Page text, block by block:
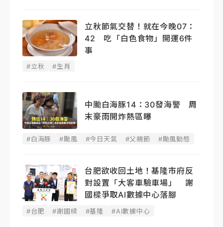
立秋節氣交替！就在今晚07：
42 吃「白色食物」開運6件
事
#立秋 #生肖
中颱白海豚14：30發海警 周
末豪雨開炸熱區曝
#白海豚 #颱風 #今日天氣 #父親節 #颱風動態
台肥欲收回土地！基隆市府反
對設置「大客車驗車場」 謝
國樑爭取AI數據中心落腳
#台肥 #謝國樑 #基隆 #AI數據中心